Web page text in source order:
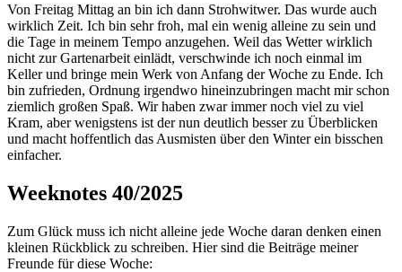
Von Freitag Mittag an bin ich dann Strohwitwer. Das wurde auch
wirklich Zeit. Ich bin sehr froh, mal ein wenig alleine zu sein und
die Tage in meinem Tempo anzugehen. Weil das Wetter wirklich
nicht zur Gartenarbeit einlädt, verschwinde ich noch einmal im
Keller und bringe mein Werk von Anfang der Woche zu Ende. Ich
bin zufrieden, Ordnung irgendwo hineinzubringen macht mir schon
ziemlich großen Spaß. Wir haben zwar immer noch viel zu viel
Kram, aber wenigstens ist der nun deutlich besser zu Überblicken
und macht hoffentlich das Ausmisten über den Winter ein bisschen
einfacher.
Weeknotes 40/2025
Zum Glück muss ich nicht alleine jede Woche daran denken einen
kleinen Rückblick zu schreiben. Hier sind die Beiträge meiner
Freunde für diese Woche: